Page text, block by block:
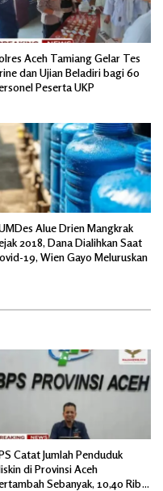
Aceh Tamiang Gelar Tes
dan Ujian Beladiri bagi 60
Peserta UKP
Alue Drien Mangkrak
2018, Dana Dialihkan Saat
19, Wien Gayo Meluruskan
Catat Jumlah Penduduk
di Provinsi Aceh
Sebanyak, 10,40 Ribu